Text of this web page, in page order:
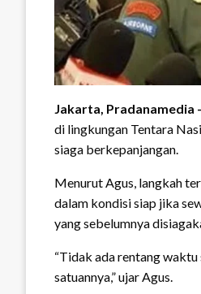
Jakarta, Pradanamedia
di lingkungan Tentara
siaga berkepanjangan.
Menurut Agus, langkah
dalam kondisi siap jika
yang sebelumnya
“Tidak ada rentang
satuannya,” ujar Agus.